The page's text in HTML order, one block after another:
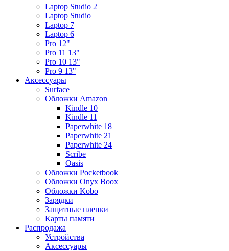
Laptop Studio 2
Laptop Studio
Laptop 7
Laptop 6
Pro 12"
Pro 11 13"
Pro 10 13"
Pro 9 13"
Аксессуары
Surface
Обложки Amazon
Kindle 10
Kindle 11
Paperwhite 18
Paperwhite 21
Paperwhite 24
Scribe
Oasis
Обложки Pocketbook
Обложки Onyx Boox
Обложки Kobo
Зарядки
Защитные пленки
Карты памяти
Распродажа
Устройства
Аксессуары